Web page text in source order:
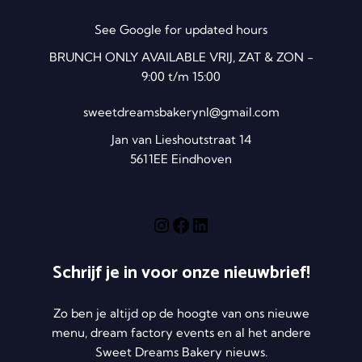
See Google for updated hours
BRUNCH ONLY AVAILABLE VRIJ, ZAT & ZON -
9:00 t/m 15:00
sweetdreamsbakerynl@gmail.com
Jan van Lieshoutstraat 14
5611EE Eindhoven
Schrijf je in voor onze nieuwbrief!
Zo ben je altijd op de hoogte van ons nieuwe
menu, dream factory events en al het andere
Sweet Dreams Bakery nieuws.